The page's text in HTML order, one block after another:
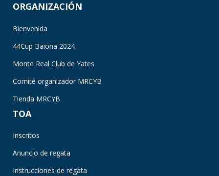
ORGANIZACIÓN
Bienvenida
44Cup Baiona 2024
Monte Real Club de Yates
Comité organizador MRCYB
Tienda MRCYB
TOA
Inscritos
Anuncio de regata
Instrucciones de regata